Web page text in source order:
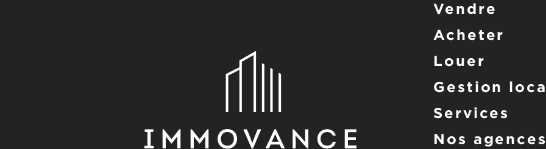
Vendre
Acheter
Louer
Gestion
Services
Nos agences